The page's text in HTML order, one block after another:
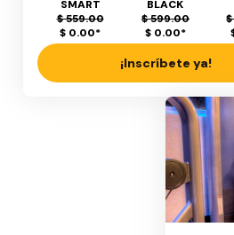
SMART
$ 559.00
$ 0.00*
BLACK
$ 599.00
$ 0.00*
¡Inscríbete ya!